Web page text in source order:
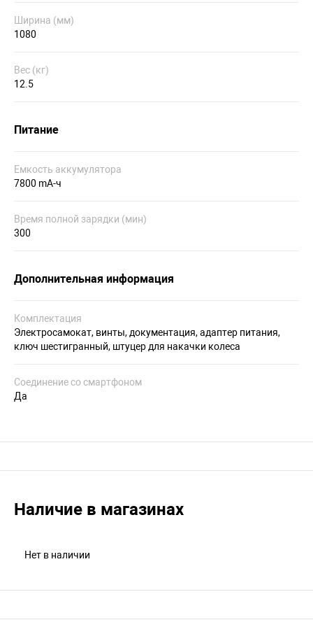
Ширина (мм)
1080
Вес (кг)
12.5
Питание
Емкость аккумулятора
7800 mA-ч
Время полной зарядки (мин)
300
Дополнительная информация
Комплектация
Электросамокат, винты, документация, адаптер питания,
ключ шестигранный, штуцер для накачки колеса
Соединение со смартфоном
Да
Наличие в магазинах
Нет в наличии